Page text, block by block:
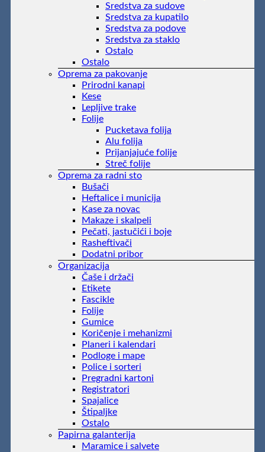
Sredstva za sudove
Sredstva za kupatilo
Sredstva za podove
Sredstva za staklo
Ostalo
Ostalo
Oprema za pakovanje
Prirodni kanapi
Kese
Lepljive trake
Folije
Pucketava folija
Alu folija
Prijanjajuće folije
Streč folije
Oprema za radni sto
Bušači
Heftalice i municija
Kase za novac
Makaze i skalpeli
Pečati, jastučići i boje
Rasheftivači
Dodatni pribor
Organizacija
Čaše i držači
Etikete
Fascikle
Folije
Gumice
Koričenje i mehanizmi
Planeri i kalendari
Podloge i mape
Police i sorteri
Pregradni kartoni
Registratori
Spajalice
Štipaljke
Ostalo
Papirna galanterija
Maramice i salvete